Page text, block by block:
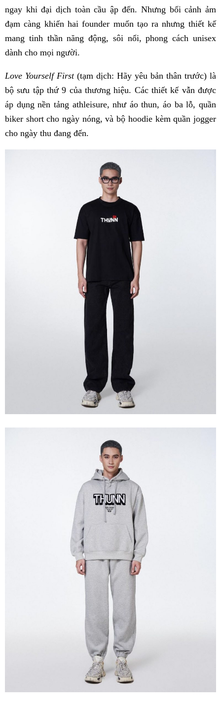
ngay khi đại dịch toàn cầu ập đến. Nhưng bối cảnh ảm
đạm càng khiến hai founder muốn tạo ra nhưng thiết kế
mang tinh thần năng động, sôi nổi, phong cách unisex
dành cho mọi người.
Love Yourself First(tạm dịch: Hãy yêu bản thân trước) là
bộ sưu tập thứ 9 của thương hiệu. Các thiết kế vẫn được
áp dụng nền tảng athleisure, như áo thun, áo ba lỗ, quần
biker short cho ngày nóng, và bộ hoodie kèm quần jogger
cho ngày thu đang đến.